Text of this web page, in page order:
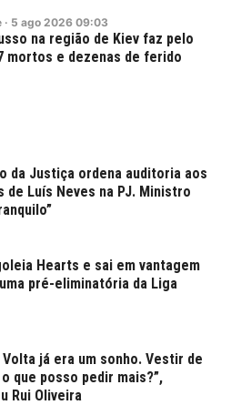
· 5 ago 2026 09:03
na região de Kiev faz pelo
mortos e dezenas de ferido
da Justiça ordena auditoria aos
de Luís Neves na PJ. Ministro
Hearts e sai em vantagem
pré-eliminatória da Liga
Volta já era um sonho. Vestir de
que posso pedir mais?”,
Rui Oliveira